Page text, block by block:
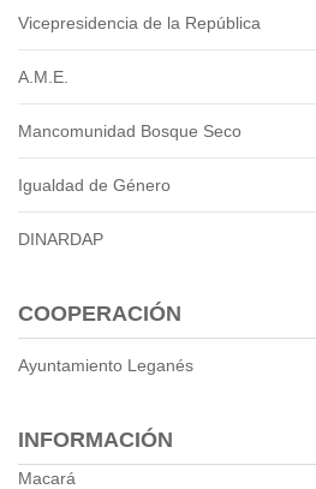
Vicepresidencia de la República
A.M.E.
Mancomunidad Bosque Seco
Igualdad de Género
DINARDAP
COOPERACIÓN
Ayuntamiento Leganés
INFORMACIÓN
Macará